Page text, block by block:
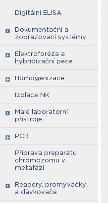
Digitální ELISA
Dokumentační a
zobrazovací systémy
Elektroforéza a
hybridizační pece
Homogenizace
Izolace NK
Malé laboratorní
přístroje
PCR
Příprava preparátu
chromozomu v
metafázi
Readery, promývačky
a dávkovače